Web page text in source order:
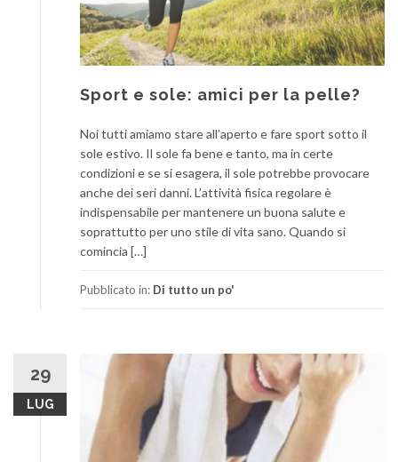
Sport e sole: amici per la pelle?
Noi tutti amiamo stare all’aperto e fare sport sotto il
sole estivo. Il sole fa bene e tanto, ma in certe
condizioni e se si esagera, il sole potrebbe provocare
anche dei seri danni. L’attività fisica regolare è
indispensabile per mantenere un buona salute e
soprattutto per uno stile di vita sano. Quando si
comincia […]
Pubblicato in: Di tutto un po'
29
LUG